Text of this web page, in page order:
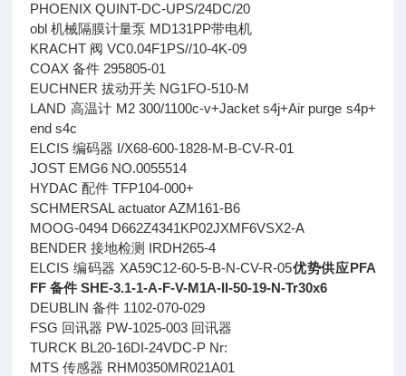
PHOENIX QUINT-DC-UPS/24DC/20
obl 机械隔膜计量泵 MD131PP带电机
KRACHT 阀 VC0.04F1PS//10-4K-09
COAX 备件 295805-01
EUCHNER 拔动开关 NG1FO-510-M
LAND 高温计 M2 300/1100c-v+Jacket s4j+Air purge s4p+
end s4c
ELCIS 编码器 I/X68-600-1828-M-B-CV-R-01
JOST EMG6 NO.0055514
HYDAC 配件 TFP104-000+
SCHMERSAL actuator AZM161-B6
MOOG-0494 D662Z4341KP02JXMF6VSX2-A
BENDER 接地检测 IRDH265-4
ELCIS 编码器 XA59C12-60-5-B-N-CV-R-05优势供应PFA
FF 备件 SHE-3.1-1-A-F-V-M1A-II-50-19-N-Tr30x6
DEUBLIN 备件 1102-070-029
FSG 回讯器 PW-1025-003 回讯器
TURCK BL20-16DI-24VDC-P Nr:
MTS 传感器 RHM0350MR021A01